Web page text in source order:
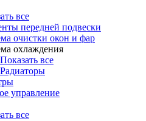
все
передней подвески
очистки окон и фар
охлаждения
Показать все
Радиаторы
управление
все